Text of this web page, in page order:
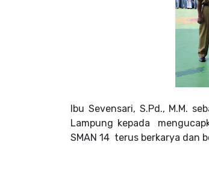
Ibu Sevensari, S.Pd., M.M.
Lampung kepada
SMAN 14 terus berkarya dan